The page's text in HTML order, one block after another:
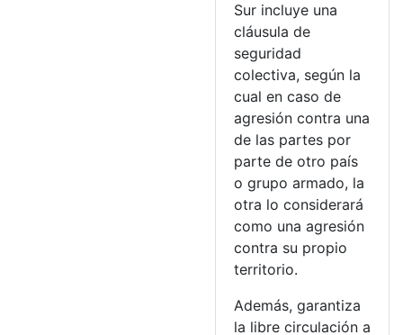
Sur incluye una
cláusula de
seguridad
colectiva, según la
cual en caso de
agresión contra una
de las partes por
parte de otro país
o grupo armado, la
otra lo considerará
como una agresión
contra su propio
territorio.
Además, garantiza
la libre circulación a